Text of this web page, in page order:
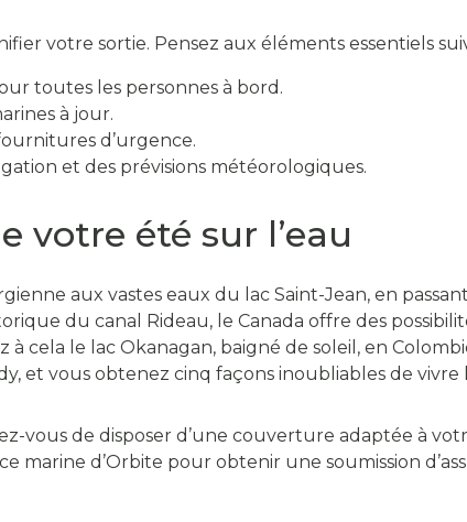
votre sortie. Pensez aux éléments essentiels
toutes les personnes à bord.
à jour.
d’urgence.
et des prévisions météorologiques.
votre été sur l’eau
aux vastes eaux du lac Saint-Jean, en
du canal Rideau, le Canada offre des
à cela le lac Okanagan, baigné de soleil, en
et vous obtenez cinq façons inoubliables de vivre
vous de disposer d’une couverture adaptée à
marine d’Orbite pour obtenir une soumission